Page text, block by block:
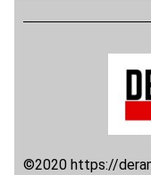
©2020 https://